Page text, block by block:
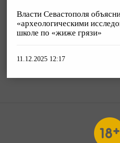
Власти Севастополя
«археологическими
школе по «жиже грязи»
11.12.2025 12:17